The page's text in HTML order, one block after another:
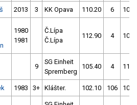
2013 3 KK Opava 110.20 6
1980
1981
Č.Lípa
Č.Lípa
112.90 4
9
SG Einheit
Spremberg
105.40 4
1983 3+ Klášter. 102.10 106